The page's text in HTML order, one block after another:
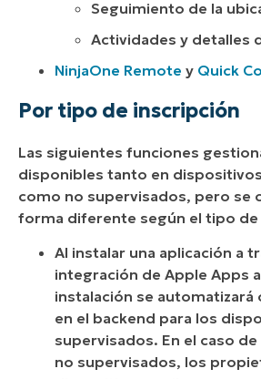
Seguimiento de la
Actividades y detalles
NinjaOne Remote y Quick
Por tipo de inscripción
Las siguientes funciones
disponibles tanto en
como no supervisados, pero se
forma diferente según el tipo
Al instalar una aplicación a
integración de Apple Apps
instalación se
en el backend para los
supervisados. En el caso
no supervisados, los